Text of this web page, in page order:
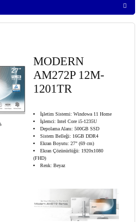
MODERN
AM272P 12M-
1201TR
İşletim Sistemi: Windowa 11 Home
İşlemci: Intel Core i5-1235U
Depolama Alanı: 500GB SSD
Sistem Belleği: 16GB DDR4
Ekran Boyutu: 27" (69 cm)
Ekran Çözünürlüğü: 1920x1080
(FHD)
Renk: Beyaz